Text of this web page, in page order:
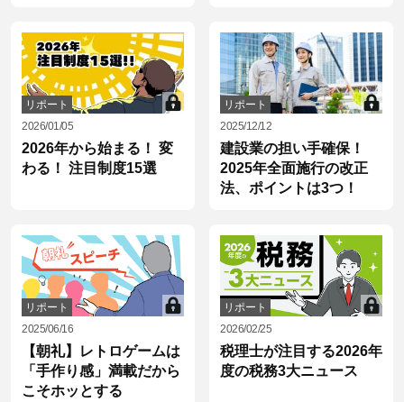
リポート
2026/01/05
2026年から始まる！ 変
わる！ 注目制度15選
リポート
2025/12/12
建設業の担い手確保！
2025年全面施行の改正
法、ポイントは3つ！
リポート
2025/06/16
【朝礼】レトロゲームは
「手作り感」満載だから
こそホッとする
リポート
2026/02/25
税理士が注目する2026年
度の税務3大ニュース